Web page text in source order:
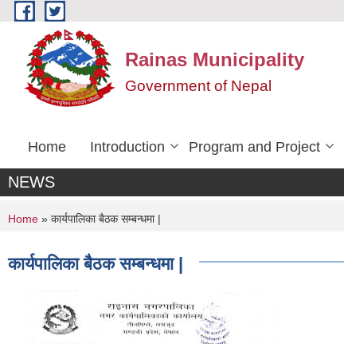
Skip to main content
Rainas Municipality
Government of Nepal
Home Introduction Program and Project
NEWS
You are here
Home » कार्यपालिका बैठक सम्बन्धमा |
कार्यपालिका बैठक सम्बन्धमा |